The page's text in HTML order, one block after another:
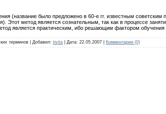
(название было предложено в 60-е гг. известным советским
Этот метод является сознательным, так как в процессе
является практическим, ибо решающим фактором обучения
терминов | Добавил: tivita | Дата: 22.05.2007 Комментарии (0)